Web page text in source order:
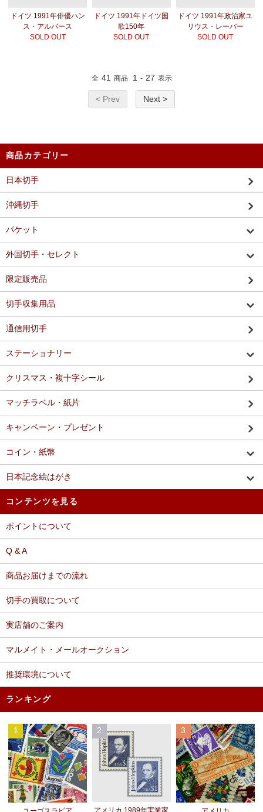
ドイツ 1991年俳優ハン
ス・アルバース
SOLD OUT
ドイツ 1991年ドイツ国
歌150年
SOLD OUT
ドイツ 1991年政治家ユ
リウス・レーバー
SOLD OUT
全 41 商品 1 - 27 表示
< Prev Next >
商品カテゴリー
日本切手
沖縄切手
パケット
外国切手・セレクト
限定販売品
切手収集用品
通信用切手
ステーショナリー
クリスマス・複十字シール
マッチラベル・紙片
キャンペーン・プレゼント
コイン・紙幣
日本記念絵はがき
コンテンツを見る
ポイントについて
Q & A
商品お届けまでの流れ
切手の買取について
実店舗のご案内
マルメイト・メールオークション
推奨環境について
ランキング
1 2 3